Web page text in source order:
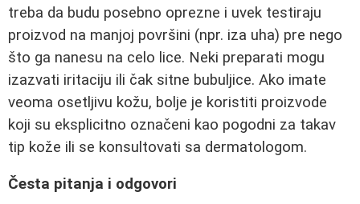
treba da budu posebno oprezne i uvek testiraju
proizvod na manjoj površini (npr. iza uha) pre nego
što ga nanesu na celo lice. Neki preparati mogu
izazvati iritaciju ili čak sitne bubuljice. Ako imate
veoma osetljivu kožu, bolje je koristiti proizvode
koji su eksplicitno označeni kao pogodni za takav
tip kože ili se konsultovati sa dermatologom.
Česta pitanja i odgovori